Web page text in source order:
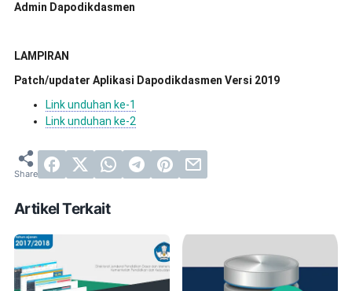
Admin Dapodikdasmen
LAMPIRAN
Patch/updater Aplikasi Dapodikdasmen Versi 2019
Link unduhan ke-1
Link unduhan ke-2
Artikel Terkait